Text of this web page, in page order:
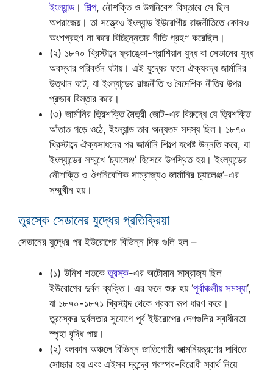
ইংল্যান্ড । শিল্প, নৌশক্তি ও উপনিবেশ বিস্তারে সে ছিল
অপরাজেয়। তা সত্ত্বেও ইংল্যান্ড ইউরোপীয় রাজনীতিতে কোনও
অংশগ্রহণ না করে বিচ্ছিন্নতার নীতি গ্রহণ করেছিল।
(২) ১৮৭০ খ্রিস্টাব্দে ফ্রাঙ্কো-প্রাশিয়ান যুদ্ধ বা সেডানের যুদ্ধ
অবস্থার পরিবর্তন ঘটায়। এই যুদ্ধের ফলে ঐক্যবদ্ধ জার্মানির
উত্থান ঘটে, যা ইংল্যান্ডের রাজনীতি ও বৈদেশিক নীতির উপর
প্রভাব বিস্তার করে।
(৩) জার্মানির ত্রিশক্তি মৈত্রী জোট-এর বিরুদ্ধে যে ত্রিশক্তি
আঁতাত গড়ে ওঠে, ইংল্যান্ড তার অন্যতম সদস্য ছিল। ১৮৭০
খ্রিস্টাব্দে ঐক্যসাধনের পর জার্মানি শিল্পে যথেষ্ট উন্নতি করে, যা
ইংল্যান্ডের সম্মুখে ‘চ্যালেঞ্জ’ হিসেবে উপস্থিত হয়। ইংল্যান্ডের
নৌশক্তি ও ঔপনিবেশিক সাম্রাজ্যও জার্মানির চ্যালেঞ্জ’-এর
সম্মুখীন হয়।
তুরস্কে সেডানের যুদ্ধের প্রতিক্রিয়া
সেডানের যুদ্ধের পর ইউরোপের বিভিন্ন দিক গুলি হল –
(১) উনিশ শতকেতুরস্ক-এর অটোমান সাম্রাজ্য ছিল
ইউরোপের দুর্বল ব্যক্তি। এর ফলে শুরু হয় ‘পূর্বাঞ্চলীয় সমস্যা‘,
যা ১৮৭০-১৮৭১ খ্রিস্টাব্দ থেকে প্রবল রূপ ধারণ করে।
তুরস্কের দুর্বলতার সুযোগে পূর্ব ইউরোপের দেশগুলির স্বাধীনতা
স্পৃহা বৃদ্ধি পায়।
(২) বলকান অঞ্চলে বিভিন্ন জাতিগোষ্ঠী আত্মনিয়ন্ত্রণের দাবিতে
সোচ্চার হয় এবং এইসব দ্বন্দ্বে পরস্পর-বিরোধী স্বার্থ নিয়ে